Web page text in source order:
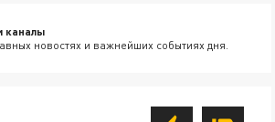
каналы
новостях и важнейших событиях дня.